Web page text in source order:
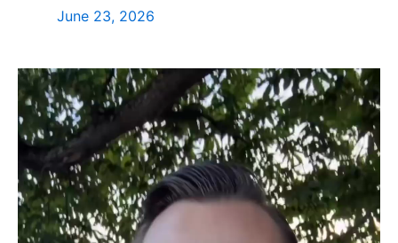
June 23, 2026